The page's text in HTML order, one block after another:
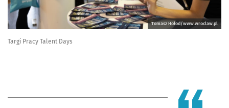
Tomasz Hołod/www.wroclaw.pl
Targi Pracy Talent Days